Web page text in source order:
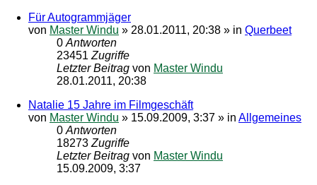
Für Autogrammjäger
von Master Windu » 28.01.2011, 20:38 » in Querbeet
0 Antworten
23451 Zugriffe
Letzter Beitrag von Master Windu
28.01.2011, 20:38
Natalie 15 Jahre im Filmgeschäft
von Master Windu » 15.09.2009, 3:37 » in Allgemeines
0 Antworten
18273 Zugriffe
Letzter Beitrag von Master Windu
15.09.2009, 3:37